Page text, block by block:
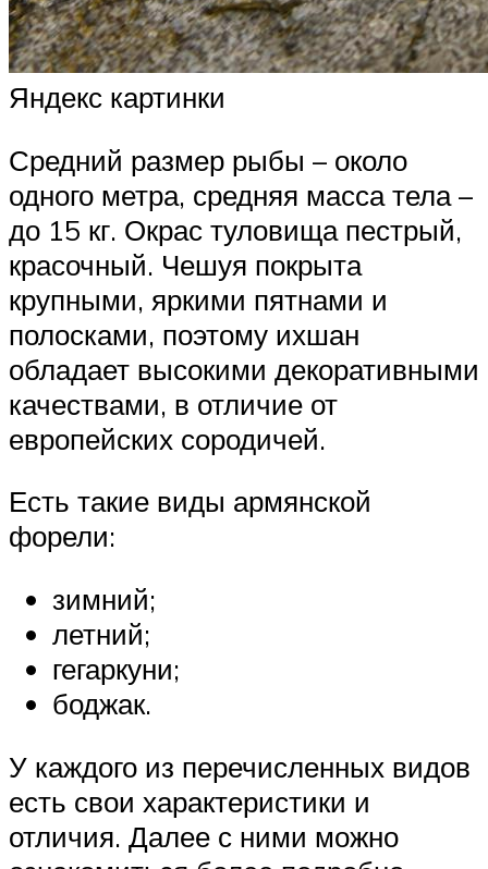
Яндекс картинки
Средний размер рыбы – около
одного метра, средняя масса тела –
до 15 кг. Окрас туловища пестрый,
красочный. Чешуя покрыта
крупными, яркими пятнами и
полосками, поэтому ихшан
обладает высокими декоративными
качествами, в отличие от
европейских сородичей.
Есть такие виды армянской
форели:
зимний;
летний;
гегаркуни;
боджак.
У каждого из перечисленных видов
есть свои характеристики и
отличия. Далее с ними можно